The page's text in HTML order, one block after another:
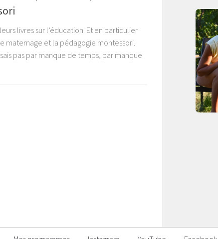
livres sur l’éducation. Et en particulier
maternage et la pédagogie montessori.
pas par manque de temps, par manque